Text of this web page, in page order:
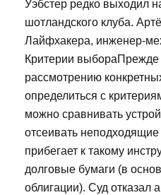
Уэбстер редко выходил
шотландского клуба.
Лайфхакера, инженер-
Критерии выбораПрежде
рассмотрению
определиться с
можно сравнивать
отсеивать
прибегает к такому
долговые бумаги (в
облигации). Суд отказал